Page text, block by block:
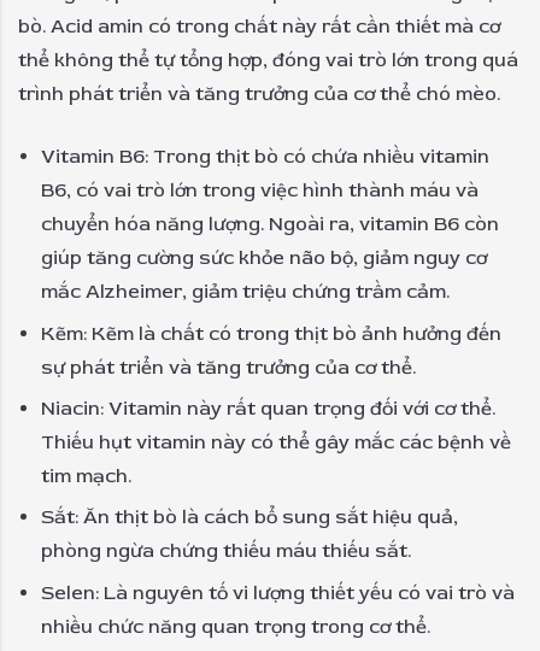
bò. Acid amin có trong chất này rất cần thiết mà cơ
thể không thể tự tổng hợp, đóng vai trò lớn trong quá
trình phát triển và tăng trưởng của cơ thể chó mèo.
Vitamin B6: Trong thịt bò có chứa nhiều vitamin
B6, có vai trò lớn trong việc hình thành máu và
chuyển hóa năng lượng. Ngoài ra, vitamin B6 còn
giúp tăng cường sức khỏe não bộ, giảm nguy cơ
mắc Alzheimer, giảm triệu chứng trầm cảm.
Kẽm: Kẽm là chất có trong thịt bò ảnh hưởng đến
sự phát triển và tăng trưởng của cơ thể.
Niacin: Vitamin này rất quan trọng đối với cơ thể.
Thiếu hụt vitamin này có thể gây mắc các bệnh về
tim mạch.
Sắt: Ăn thịt bò là cách bổ sung sắt hiệu quả,
phòng ngừa chứng thiếu máu thiếu sắt.
Selen: Là nguyên tố vi lượng thiết yếu có vai trò và
nhiều chức năng quan trọng trong cơ thể.